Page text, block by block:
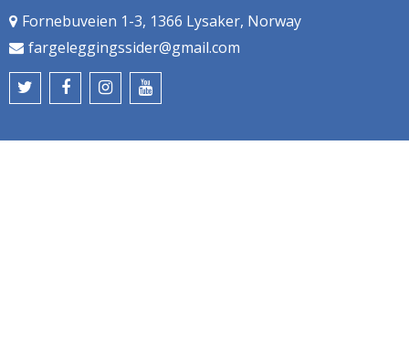
Fornebuveien 1-3, 1366 Lysaker, Norway
fargeleggingssider@gmail.com